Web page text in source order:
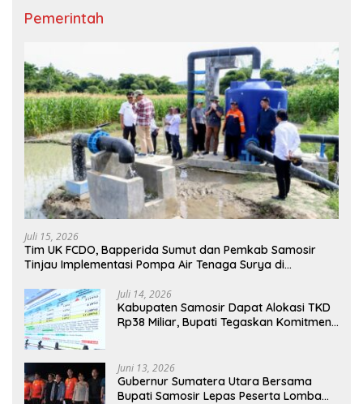
Pemerintah
Juli 15, 2026
Tim UK FCDO, Bapperida Sumut dan Pemkab Samosir
Tinjau Implementasi Pompa Air Tenaga Surya di
Juli 14, 2026
Kabupaten Samosir Dapat Alokasi TKD
Rp38 Miliar, Bupati Tegaskan Komitmen
Juni 13, 2026
Gubernur Sumatera Utara Bersama
Bupati Samosir Lepas Peserta Lomba